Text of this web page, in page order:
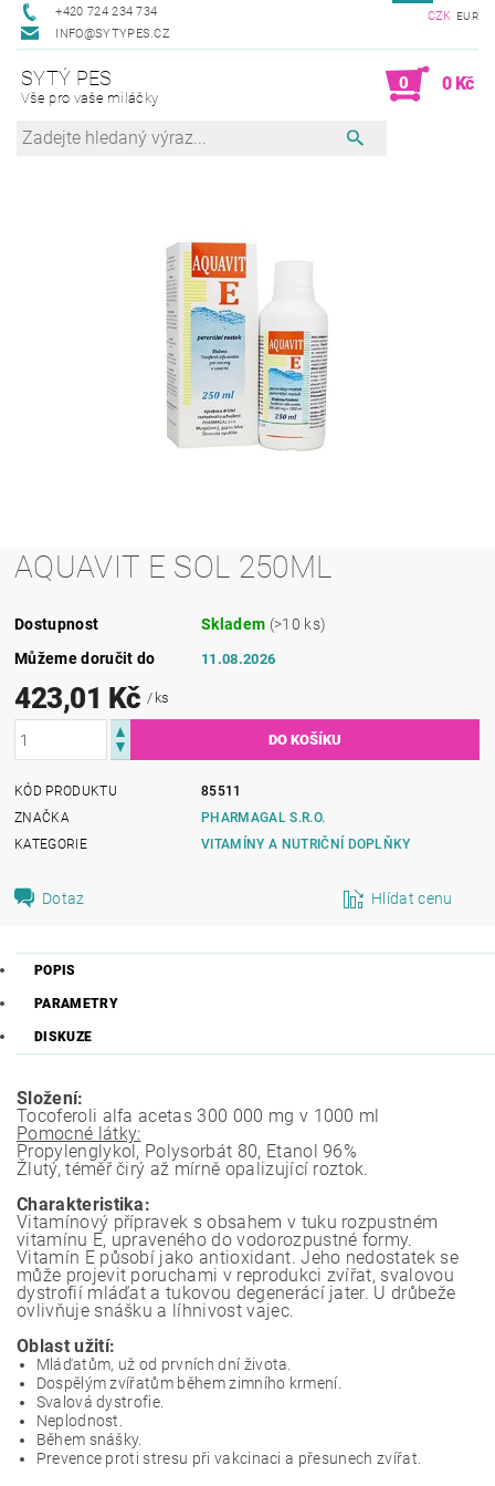
+420 724 234 734
INFO@SYTYPES.CZ
CZK EUR
SYTÝ PES
Vše pro vaše miláčky
0 0 Kč
AQUAVIT E SOL 250ML
Dostupnost Skladem (>10 ks)
Můžeme doručit do
11.08.2026
423,01 Kč/ ks
KÓD PRODUKTU
85511
ZNAČKA
PHARMAGAL S.R.O.
KATEGORIE
VITAMÍNY A NUTRIČNÍ DOPLŇKY
Dotaz Hlídat cenu
POPIS
PARAMETRY
DISKUZE
Složení:
Tocoferoli alfa acetas 300 000 mg v 1000 ml
Pomocné látky:
Propylenglykol, Polysorbát 80, Etanol 96%
Žlutý, téměř čirý až mírně opalizující roztok.
Charakteristika:
Vitamínový přípravek s obsahem v tuku rozpustném
vitamínu E, upraveného do vodorozpustné formy.
Vitamín E působí jako antioxidant. Jeho nedostatek se
může projevit poruchami v reprodukci zvířat, svalovou
dystrofií mláďat a tukovou degenerácí jater. U drůbeže
ovlivňuje snášku a líhnivost vajec.
Oblast užití:
Mláďatům, už od prvních dní života.
Dospělým zvířatům během zimního krmení.
Svalová dystrofie.
Neplodnost.
Během snášky.
Prevence proti stresu při vakcinaci a přesunech zvířat.